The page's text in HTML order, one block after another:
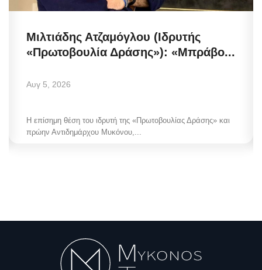
Μιλτιάδης Ατζαμόγλου (Ιδρυτής
«Πρωτοβουλία Δράσης»): «Μπράβο...
Αυγ 5, 2026
Η επίσημη θέση του ιδρυτή της «Πρωτοβουλίας Δράσης» και
πρώην Αντιδημάρχου Μυκόνου,...